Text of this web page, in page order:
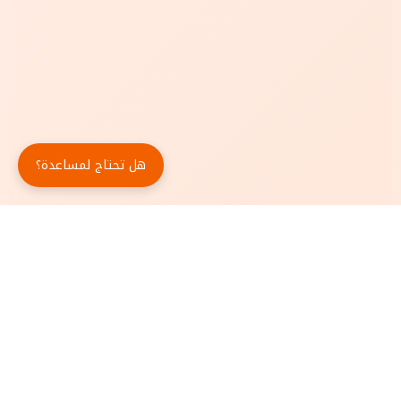
هل تحتاج لمساعدة؟